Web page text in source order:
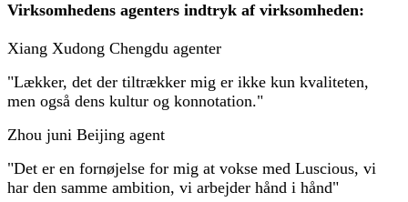
Virksomhedens agenters indtryk af virksomheden:
Xiang Xudong Chengdu agenter
"Lækker, det der tiltrækker mig er ikke kun kvaliteten,
men også dens kultur og konnotation."
Zhou juni Beijing agent
"Det er en fornøjelse for mig at vokse med Luscious, vi
har den samme ambition, vi arbejder hånd i hånd"